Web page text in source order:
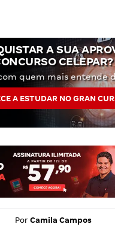
A SUA
CELEPAR?
quem mais entende
A ESTUDAR NO GRAN
Por Camila Campos